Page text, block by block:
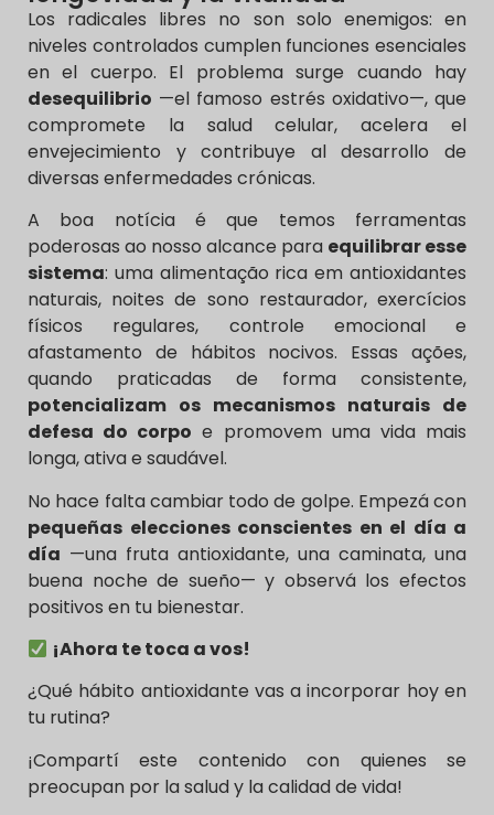
Los radicales libres no son solo enemigos: en
niveles controlados cumplen funciones esenciales
en el cuerpo. El problema surge cuando hay
desequilibrio —el famoso estrés oxidativo—, que
compromete la salud celular, acelera el
envejecimiento y contribuye al desarrollo de
diversas enfermedades crónicas.
A boa notícia é que temos ferramentas
poderosas ao nosso alcance para equilibrar esse
sistema: uma alimentação rica em antioxidantes
naturais, noites de sono restaurador, exercícios
físicos regulares, controle emocional e
afastamento de hábitos nocivos. Essas ações,
quando praticadas de forma consistente,
potencializam os mecanismos naturais de
defesa do corpo e promovem uma vida mais
longa, ativa e saudável.
No hace falta cambiar todo de golpe. Empezá con
pequeñas elecciones conscientes en el día a
día —una fruta antioxidante, una caminata, una
buena noche de sueño— y observá los efectos
positivos en tu bienestar.
¡Ahora te toca a vos!
¿Qué hábito antioxidante vas a incorporar hoy en
tu rutina?
¡Compartí este contenido con quienes se
preocupan por la salud y la calidad de vida!